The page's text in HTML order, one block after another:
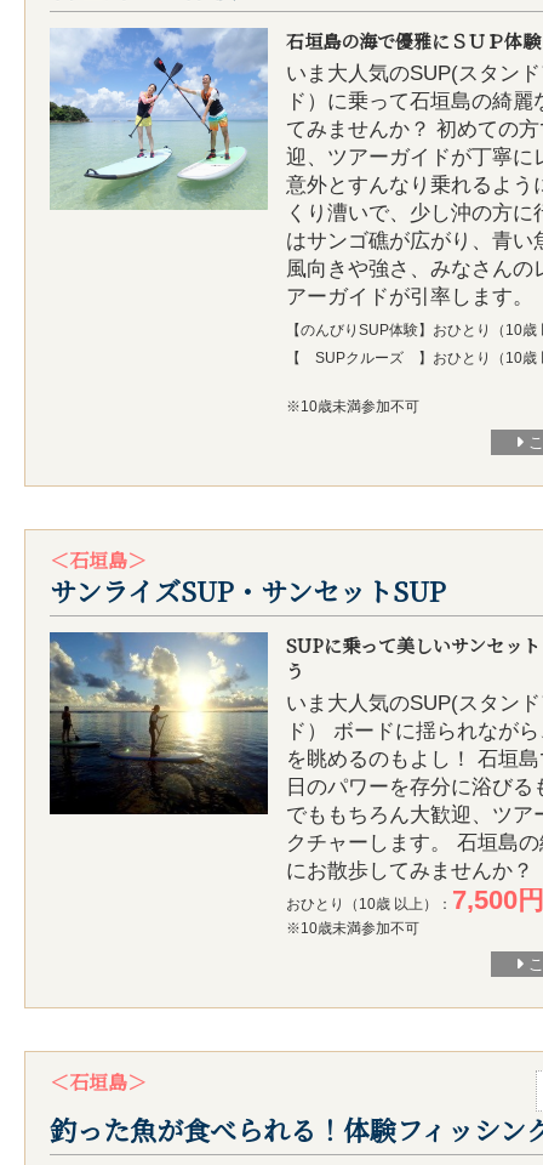
石垣島の海で優雅にＳＵＰ体
いま大人気のSUP(スタン
ド）に乗って石垣島の綺
てみませんか？ 初めての
迎、ツアーガイドが丁寧に
意外とすんなり乗れるよう
くり漕いで、少し沖の方
はサンゴ礁が広がり、青い
風向きや強さ、みなさんの
アーガイドが引率します。
【のんびりSUP体験】おひとり（10歳
【 SUPクルーズ 】おひとり（10歳
※10歳未満参加不可
＜石垣島＞
サンライズSUP・サンセットSUP
SUPに乗って美しいサンセッ
う
いま大人気のSUP(スタン
ド） ボードに揺られなが
を眺めるのもよし！ 石垣
日のパワーを存分に浴び
でももちろん大歓迎、ツア
クチャーします。 石垣島
にお散歩してみませんか？
おひとり（10歳 以上）： 7,500円
※10歳未満参加不可
＜石垣島＞
釣った魚が食べられる！体験フィッシン